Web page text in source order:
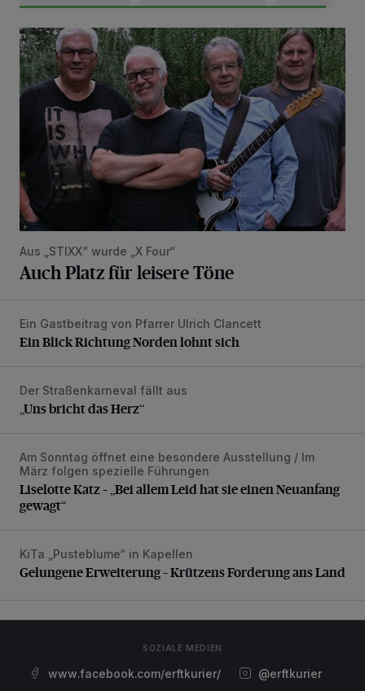
Auch Platz für leisere Töne
Aus „STIXX“ wurde „X Four“
Auch Platz für leisere Töne
Ein Blick Richtung Norden lohnt sich
Ein Gastbeitrag von Pfarrer Ulrich Clancett
Ein Blick Richtung Norden lohnt sich
„Uns bricht das Herz“
Der Straßenkarneval fällt aus
„Uns bricht das Herz“
Liselotte Katz – „Bei allem Leid hat sie einen Neuanfang
Am Sonntag öffnet eine besondere Ausstellung / Im
März folgen spezielle Führungen
Liselotte Katz – „Bei allem Leid hat sie einen Neuanfang
gewagt“
Gelungene Erweiterung – Krützens Forderung ans Land
KiTa „Pusteblume“ in Kapellen
Gelungene Erweiterung – Krützens Forderung ans Land
SOZIALE MEDIEN
www.facebook.com/erftkurier/ @erftkurier